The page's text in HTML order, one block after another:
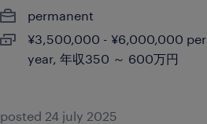
permanent
¥3,500,000 - ¥6,000,000 per
year, 年収350 ～ 600万円
posted 24 july 2025